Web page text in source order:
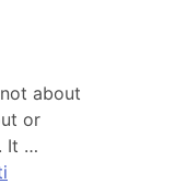
about
or
It …